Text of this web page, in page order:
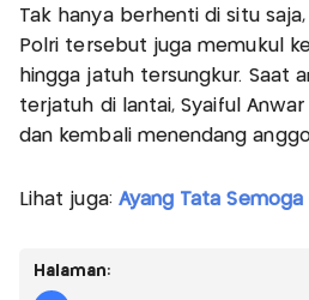
Tak hanya berhenti di situ
Polri tersebut juga memukul
hingga jatuh tersungkur. Saat
terjatuh di lantai, Syaiful
dan kembali menendang
Lihat juga: Ayang Tata Semoga
Halaman: